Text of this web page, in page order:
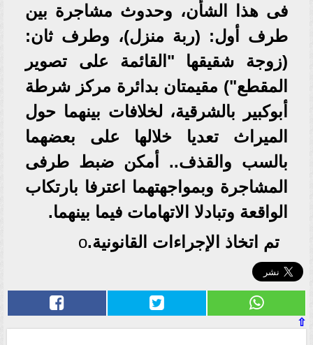
فى هذا الشأن، وحدوث مشاجرة بين
طرف أول: (ربة منزل)، وطرف ثان:
(زوجة شقيقها "القائمة على تصوير
المقطع") مقيمتان بدائرة مركز شرطة
أبوكبير بالشرقية، لخلافات بينهما حول
الميراث تعديا خلالها على بعضهما
بالسب والقذف.. أمكن ضبط طرفى
المشاجرة وبمواجهتهما اعترفا بارتكاب
الواقعة وتبادلا الاتهامات فيما بينهما.
تم اتخاذ الإجراءات القانونية.o
⇧